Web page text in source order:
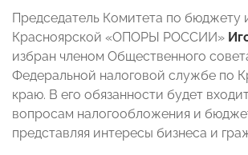
Председатель Комитета по бюджету
Красноярской «ОПОРЫ РОССИИ»
избран членом Общественного
Федеральной налоговой службе по
краю. В его обязанности будет
вопросам налогообложения и
представляя интересы бизнеса и